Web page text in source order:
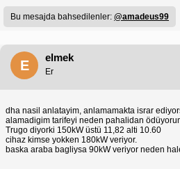
Bu mesajda bahsedilenler: @amadeus99
E
elmek
Er
dha nasil anlatayim, anlamamakta israr
alamadigim tarifeyi neden pahalidan
Trugo diyorki 150kW üstü 11,82 alti 10.60
cihaz kimse yokken 180kW veriyor.
baska araba bagliysa 90kW veriyor neden